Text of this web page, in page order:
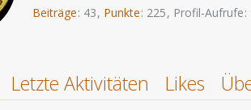
Beiträge 43 Punkte 225 Profil-Aufrufe
Letzte Aktivitäten Likes